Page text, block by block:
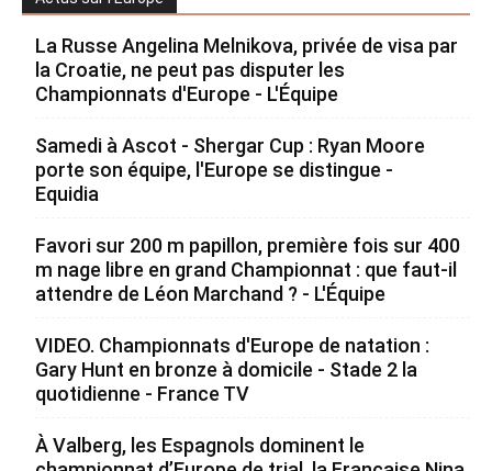
La Russe Angelina Melnikova, privée de visa par
la Croatie, ne peut pas disputer les
Championnats d'Europe - L'Équipe
Samedi à Ascot - Shergar Cup : Ryan Moore
porte son équipe, l'Europe se distingue -
Equidia
Favori sur 200 m papillon, première fois sur 400
m nage libre en grand Championnat : que faut-il
attendre de Léon Marchand ? - L'Équipe
VIDEO. Championnats d'Europe de natation :
Gary Hunt en bronze à domicile - Stade 2 la
quotidienne - France TV
À Valberg, les Espagnols dominent le